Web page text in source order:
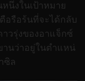
นึ่งในเป้าหมาย
อรือร้นที่จะได้กลับ
าวรุ่งของอาแจ็กซ์
านว่าอยู่ในตําแหน่
ซิล